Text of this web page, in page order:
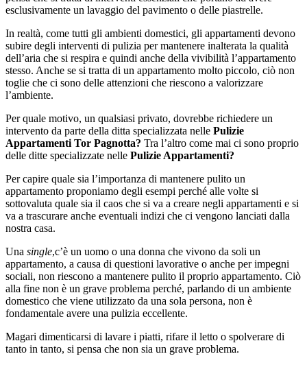
esclusivamente un lavaggio del pavimento o delle piastrelle.
In realtà, come tutti gli ambienti domestici, gli appartamenti devono
subire degli interventi di pulizia per mantenere inalterata la qualità
dell’aria che si respira e quindi anche della vivibilità l’appartamento
stesso. Anche se si tratta di un appartamento molto piccolo, ciò non
toglie che ci sono delle attenzioni che riescono a valorizzare
l’ambiente.
Per quale motivo, un qualsiasi privato, dovrebbe richiedere un
intervento da parte della ditta specializzata nelle Pulizie
Appartamenti Tor Pagnotta? Tra l’altro come mai ci sono proprio
delle ditte specializzate nelle Pulizie Appartamenti?
Per capire quale sia l’importanza di mantenere pulito un
appartamento proponiamo degli esempi perché alle volte si
sottovaluta quale sia il caos che si va a creare negli appartamenti e si
va a trascurare anche eventuali indizi che ci vengono lanciati dalla
nostra casa.
Una single,c’è un uomo o una donna che vivono da soli un
appartamento, a causa di questioni lavorative o anche per impegni
sociali, non riescono a mantenere pulito il proprio appartamento. Ciò
alla fine non è un grave problema perché, parlando di un ambiente
domestico che viene utilizzato da una sola persona, non è
fondamentale avere una pulizia eccellente.
Magari dimenticarsi di lavare i piatti, rifare il letto o spolverare di
tanto in tanto, si pensa che non sia un grave problema.